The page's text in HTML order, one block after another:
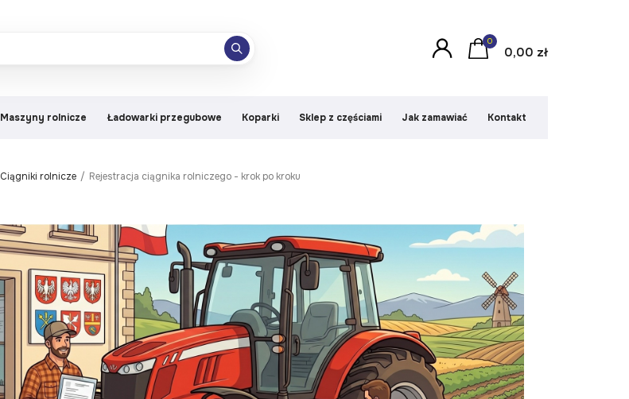
0
0,00 zł
Maszyny rolnicze Ładowarki przegubowe Koparki Sklep z częściami Jak zamawiać Kontakt
Ciągniki rolnicze Rejestracja ciągnika rolniczego - krok po kroku